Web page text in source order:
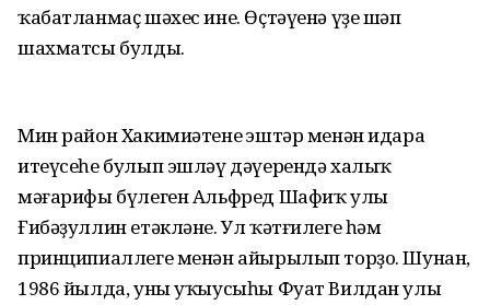
ҡабатланмаҫ шәхес ине. Өҫтәүенә үҙе шәп
шахматсы булды.
Мин район Хакимиәтенең эштәр менән идара
итеүсеһе булып эшләү дәүерендә халыҡ
мәғарифы бүлеген Альфред Шафиҡ улы
Ғибәҙуллин етәкләне. Ул ҡәтғилеге һәм
принципиаллеге менән айырылып торҙо. Шунан,
1986 йылда, уны уҡыусыһы Фуат Вилдан улы